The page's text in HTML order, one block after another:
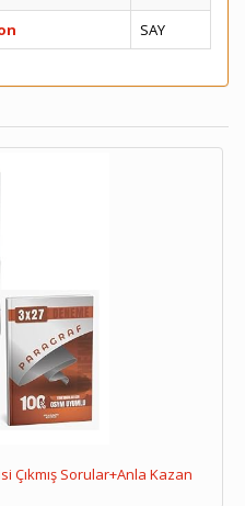
SAY
Çıkmış Sorular+Anla Kazan